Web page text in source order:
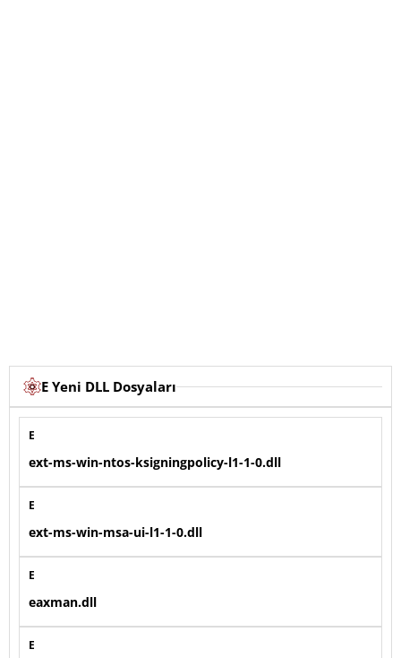
E Yeni DLL Dosyaları
E
ext-ms-win-ntos-ksigningpolicy-l1-1-0.dll
E
ext-ms-win-msa-ui-l1-1-0.dll
E
eaxman.dll
E